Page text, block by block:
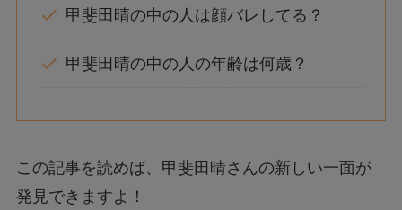
甲斐田晴の中の人は顔バレしてる？
甲斐田晴の中の人の年齢は何歳？
この記事を読めば、甲斐田晴さんの新しい一面が
発見できますよ！